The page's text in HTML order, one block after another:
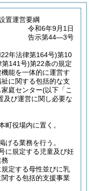
置運営要綱
令和6年9月1日
告示第44―3号
年法律第164号)第10
第141号)第22条の規定
能を一体的に運営す
に関する包括的な支
庭センター(以下「こ
及び運営に関し必要な
町役場内に置く。
げる業務を行う。
に規定する児童及び妊
定する母性並びに乳
する包括的支援事業